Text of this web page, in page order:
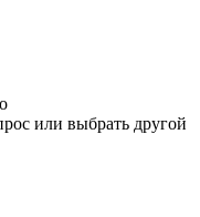
или выбрать другой